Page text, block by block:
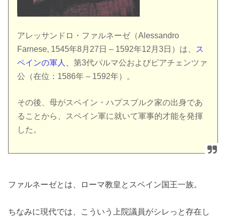
アレッサンドロ・ファルネーゼ（Alessandro
Farnese, 1545年8月27日 – 1592年12月3日）は、
ス
ペインの軍人、第3代パルマ公およびピアチェンツァ
公（在位：1586年 – 1592年）。
その後、母がスペイン・ハプスブルク家の出身であ
ることから、スペイン軍に就いて軍事的才能を発揮
した。
ファルネーゼとは、ローマ教皇とスペイン国王一族。
ちなみに現代では、こういう上院議員がシレっと存在し